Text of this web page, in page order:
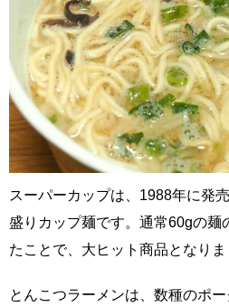
スーパーカップは、1988年に発
盛りカップ麺です。通常60gの麺
たことで、大ヒット商品となりま
とんこつラーメンは、数種のポ